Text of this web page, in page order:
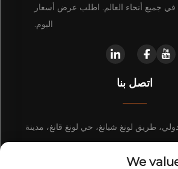
في جميع أنحاء العالم. اطلب عرض أسعار
اليوم.
اتصل بنا
طريق لونغ شيانغ، حي لونغ قانغ، مدينة
We